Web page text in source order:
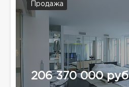
Продажа
206 370 000 руб